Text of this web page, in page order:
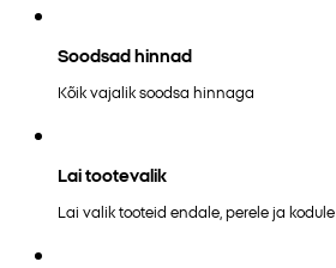
Soodsad hinnad
Kõik vajalik soodsa hinnaga
Lai tootevalik
Lai valik tooteid endale, perele ja kodule